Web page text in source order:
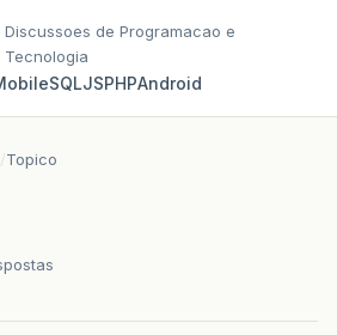
Discussoes de Programacao e
Tecnologia
SQLJSPHPAndroid
/Topico